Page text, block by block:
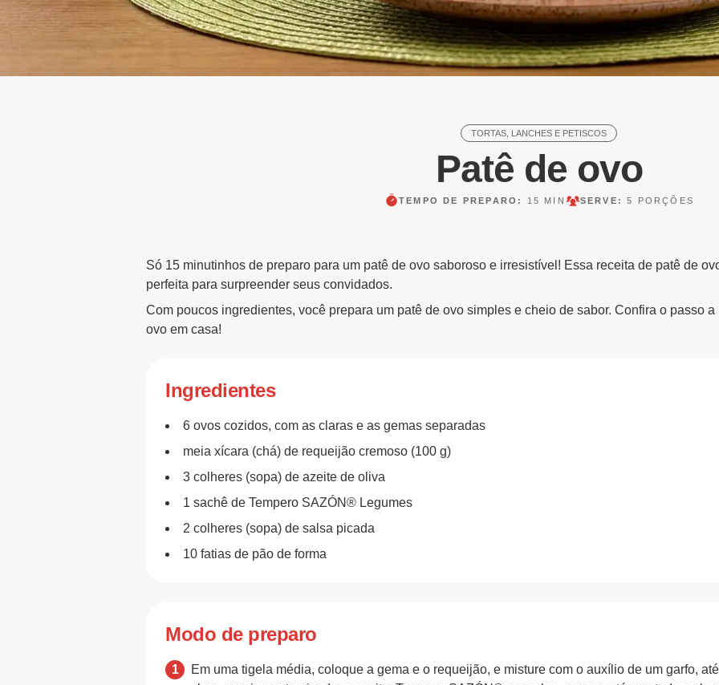
TORTAS, LANCHES E PETISCOS
Patê de ovo
TEMPO DE PREPARO: 15 MIN SERVE:5 PORÇÕES
Só 15 minutinhos de preparo para um patê de ovo saboroso e irresistível! Essa receita de patê de
perfeita para surpreender seus convidados.
Com poucos ingredientes, você prepara um patê de ovo simples e cheio de sabor. Confira o passo
ovo em casa!
Ingredientes
6 ovos cozidos, com as claras e as gemas separadas
meia xícara (chá) de requeijão cremoso (100 g)
3 colheres (sopa) de azeite de oliva
1 sachê de Tempero SAZÓN® Legumes
2 colheres (sopa) de salsa picada
10 fatias de pão de forma
Modo de preparo
Em uma tigela média, coloque a gema e o requeijão, e misture com o auxílio de um garfo,